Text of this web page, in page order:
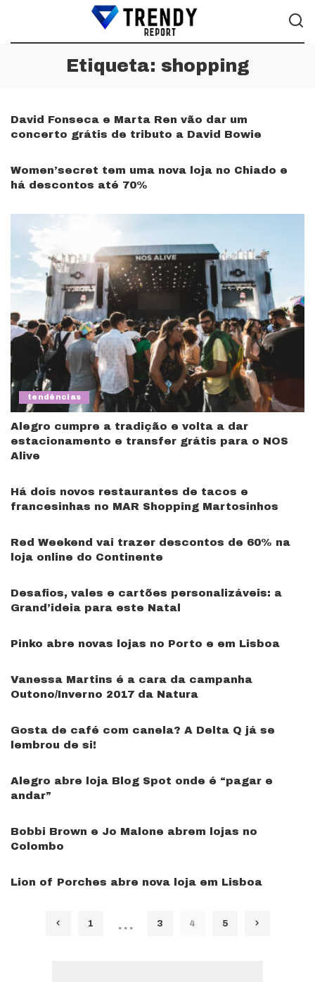
Etiqueta: shopping
David Fonseca e Marta Ren vão dar um
concerto grátis de tributo a David Bowie
Women’secret tem uma nova loja no Chiado e
há descontos até 70%
tendências
Alegro cumpre a tradição e volta a dar
estacionamento e transfer grátis para o NOS
Alive
Há dois novos restaurantes de tacos e
francesinhas no MAR Shopping Martosinhos
Red Weekend vai trazer descontos de 60% na
loja online do Continente
Desafios, vales e cartões personalizáveis: a
Grand’ideia para este Natal
Pinko abre novas lojas no Porto e em Lisboa
Vanessa Martins é a cara da campanha
Outono/Inverno 2017 da Natura
Gosta de café com canela? A Delta Q já se
lembrou de si!
Alegro abre loja Blog Spot onde é “pagar e
andar”
Bobbi Brown e Jo Malone abrem lojas no
Colombo
Lion of Porches abre nova loja em Lisboa
1 … 3 4 5